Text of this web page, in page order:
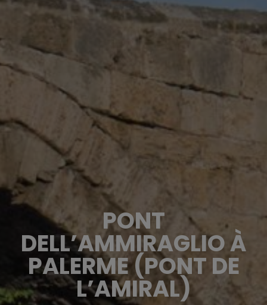
PONT
DELL’AMMIRAGLIO À
PALERME (PONT DE
L’AMIRAL)